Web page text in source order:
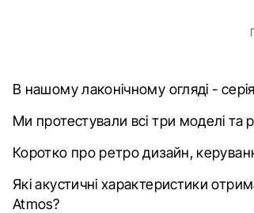
В нашому лаконічному огляді -
Ми протестували всі три моделі
Коротко про ретро дизайн,
Які акустичні характеристики
Atmos?